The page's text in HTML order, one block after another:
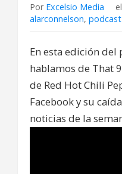
Por Excelsio Media
alarconnelson, podcast
En esta edición del
hablamos de That
de Red Hot Chili
Facebook y su
noticias de la